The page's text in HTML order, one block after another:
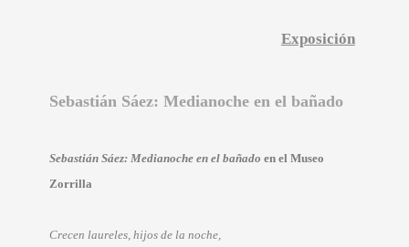
Exposición
Sebastián Sáez: Medianoche en el bañado
Sebastián Sáez: Medianoche en el bañadoen el Museo
Zorrilla
Crecen laureles, hijos de la noche,